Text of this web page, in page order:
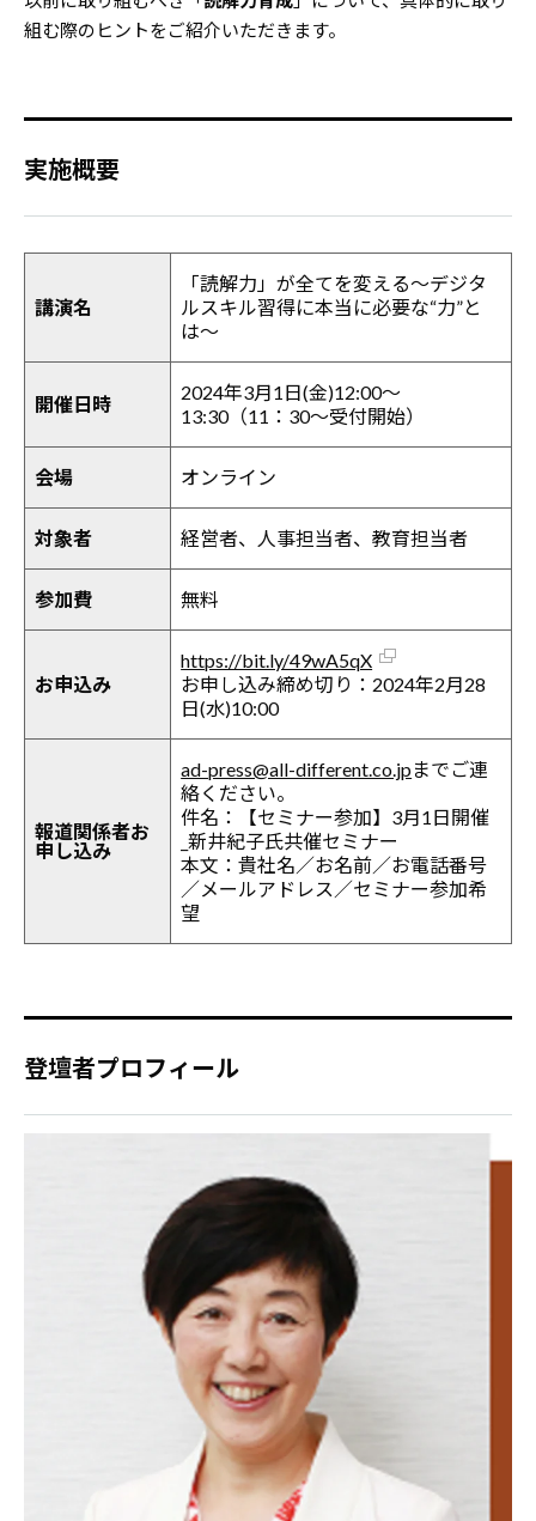
組む際のヒントをご紹介いただきます。
実施概要
講演名
「読解力」が全てを変える～デジタ
ルスキル習得に本当に必要な“力”と
は～
開催日時
2024年3月1日(金)12:00～
13:30（11：30～受付開始）
会場 オンライン
対象者 経営者、人事担当者、教育担当者
参加費 無料
お申込み
https://bit.ly/49wA5qX
お申し込み締め切り：2024年2月28
日(水)10:00
報道関係者お
申し込み
ad-press@all-different.co.jp までご連
絡ください。
件名：【セミナー参加】3月1日開催
_新井紀子氏共催セミナー
本文：貴社名／お名前／お電話番号
／メールアドレス／セミナー参加希
望
登壇者プロフィール